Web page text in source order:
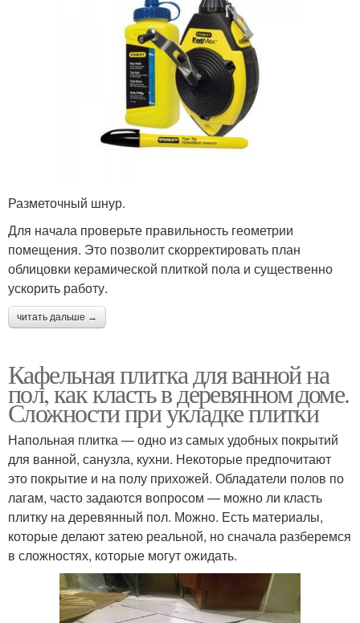
Разметочный шнур.
Для начала проверьте правильность геометрии
помещения. Это позволит скорректировать план
облицовки керамической плиткой пола и существенно
ускорить работу.
читать дальше →
Кафельная плитка для ванной на
пол, как класть в деревянном доме.
Сложности при укладке плитки
Напольная плитка — одно из самых удобных покрытий
для ванной, санузла, кухни. Некоторые предпочитают
это покрытие и на полу прихожей. Обладатели полов по
лагам, часто задаются вопросом — можно ли класть
плитку на деревянный пол. Можно. Есть материалы,
которые делают затею реальной, но сначала разберемся
в сложностях, которые могут ожидать.